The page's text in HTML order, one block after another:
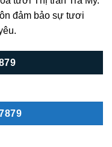
đảm bảo sự tươi